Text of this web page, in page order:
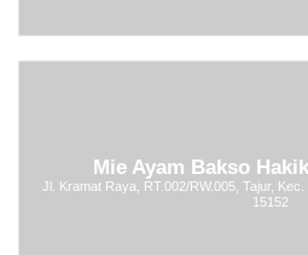
Mie Ayam Bakso
Jl. Kramat Raya, RT.002/RW.005, Tajur,
15152